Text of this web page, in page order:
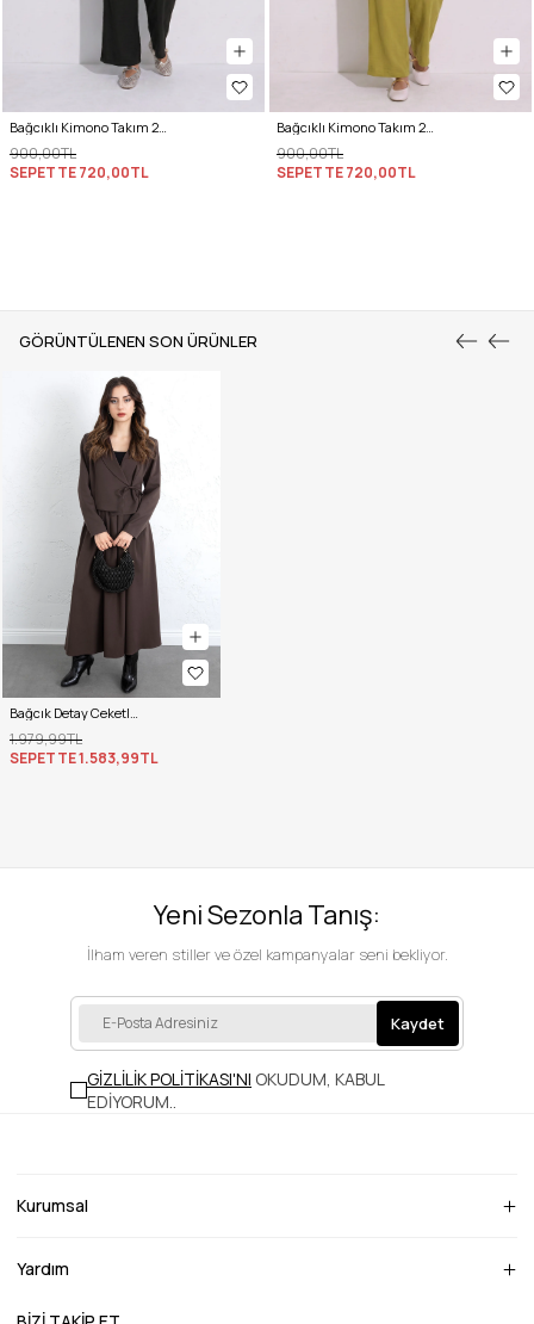
900,00TL
SEPETTE720,00TL
900,00TL
SEPETTE720,00TL
GÖRÜNTÜLENEN SON ÜRÜNLER
Bağcık Detay Ceketli Takım 0076 - KAHVERENGİ
1.979,99TL
SEPETTE1.583,99TL
Yeni Sezonla Tanış:
İlham veren stiller ve özel kampanyalar seni bekliyor.
Kaydet
GİZLİLİK POLİTİKASI'NI OKUDUM, KABUL
EDİYORUM..
Kurumsal
Yardım